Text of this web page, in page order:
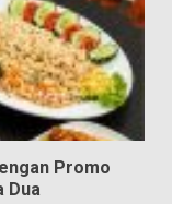
Promo
Dua